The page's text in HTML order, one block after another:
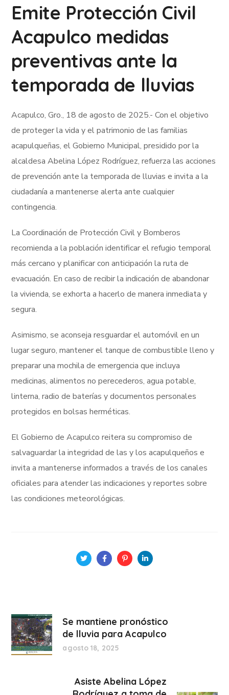
Emite Protección Civil
Acapulco medidas
preventivas ante la
temporada de lluvias
Acapulco, Gro., 18 de agosto de 2025.- Con el objetivo
de proteger la vida y el patrimonio de las familias
acapulqueñas, el Gobierno Municipal, presidido por la
alcaldesa Abelina López Rodríguez, refuerza las acciones
de prevención ante la temporada de lluvias e invita a la
ciudadanía a mantenerse alerta ante cualquier
contingencia.
La Coordinación de Protección Civil y Bomberos
recomienda a la población identificar el refugio temporal
más cercano y planificar con anticipación la ruta de
evacuación. En caso de recibir la indicación de abandonar
la vivienda, se exhorta a hacerlo de manera inmediata y
segura.
Asimismo, se aconseja resguardar el automóvil en un
lugar seguro, mantener el tanque de combustible lleno y
preparar una mochila de emergencia que incluya
medicinas, alimentos no perecederos, agua potable,
linterna, radio de baterías y documentos personales
protegidos en bolsas herméticas.
El Gobierno de Acapulco reitera su compromiso de
salvaguardar la integridad de las y los acapulqueños e
invita a mantenerse informados a través de los canales
oficiales para atender las indicaciones y reportes sobre
las condiciones meteorológicas.
Se mantiene pronóstico
de lluvia para Acapulco
agosto 18, 2025
Asiste Abelina López